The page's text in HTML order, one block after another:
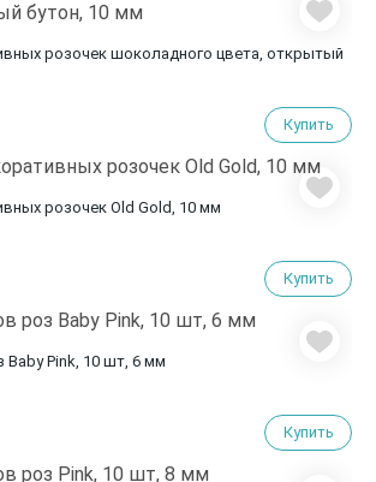
розочек шоколадного цвета, открытый
Купить
розочек Old Gold, 10 мм
Купить
Baby Pink, 10 шт, 6 мм
Купить